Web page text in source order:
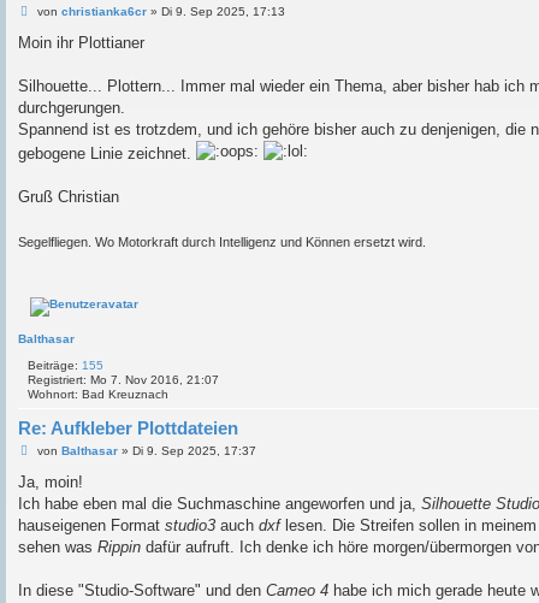
d
t
e
v
o
n
t
a
B
i
a
von christianka6cr» Di 9. Sep 2025, 17:13
Moin ihr Plottianer
Silhouette... Plottern... Immer mal wieder ein Thema, aber bisher hab ich
durchgerungen.
Spannend ist es trotzdem, und ich gehöre bisher auch zu denjenigen, die
gebogene Linie zeichnet.
Gruß Christian
Segelfliegen. Wo Motorkraft durch Intelligenz und Können ersetzt wird.
Balthasar
Beiträge: 155
Registriert: Mo 7. Nov 2016, 21:07
Wohnort: Bad Kreuznach
Re: Aufkleber Plottdateien
B
i
r
a
von Balthasar» Di 9. Sep 2025, 17:37
Ja, moin!
Ich habe eben mal die Suchmaschine angeworfen und ja, Silhouette Studio
hauseigenen Format studio3 auch dxflesen. Die Streifen sollen in
sehen was Rippin dafür aufruft. Ich denke ich höre morgen/übermorgen
In diese "Studio-Software" und den Cameo 4 habe ich mich gerade heute